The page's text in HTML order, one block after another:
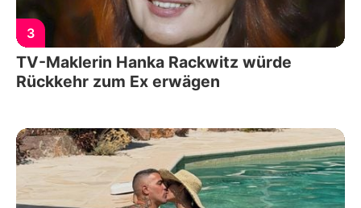
3
TV-Maklerin Hanka Rackwitz würde
Rückkehr zum Ex erwägen